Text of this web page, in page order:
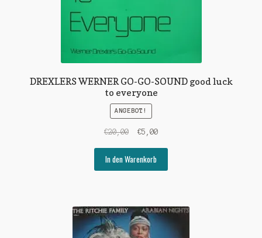
DREXLERS WERNER GO-GO-SOUND good luck
to everyone
ANGEBOT!
€20,00
Ursprünglicher
war:
€20,00
€5,00Aktueller
€5,00.
In den Warenkorb